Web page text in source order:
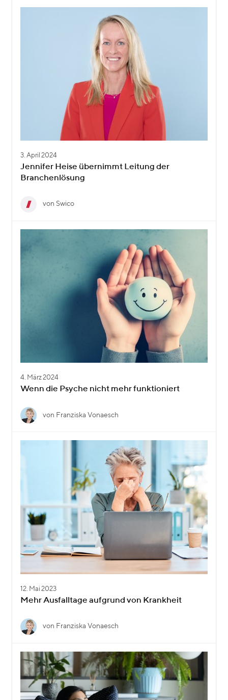
3. April 2024
Jennifer Heise übernimmt Leitung der
Branchenlösung
von Swico
4. März 2024
Wenn die Psyche nicht mehr funktioniert
von Franziska Vonaesch
12. Mai 2023
Mehr Ausfalltage aufgrund von Krankheit
von Franziska Vonaesch